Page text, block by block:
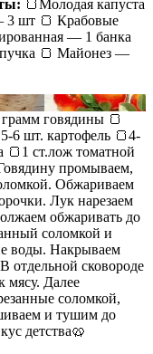
🍞Молодая капуста
3 шт 🍞 Крабовые
— 1 банка
🍞 Майонез —
грамм говядины 🍞
6 шт. картофель 🍞4-
🍞1 ст.лож томатной
промываем,
Обжариваем
Лук нарезаем
обжаривать до
соломкой и
воды. Накрываем
отдельной сковороде
мясу. Далее
соломкой,
и тушим до
детства🥨